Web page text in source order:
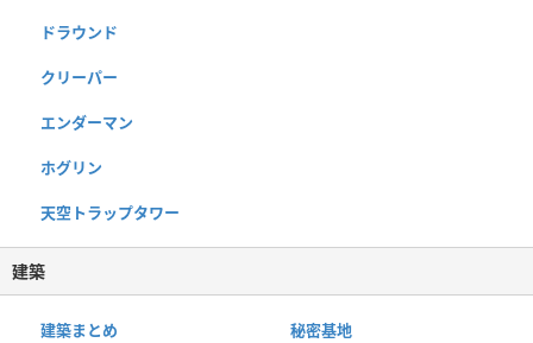
ドラウンド
クリーパー
エンダーマン
ホグリン
天空トラップタワー
建築
建築まとめ 秘密基地